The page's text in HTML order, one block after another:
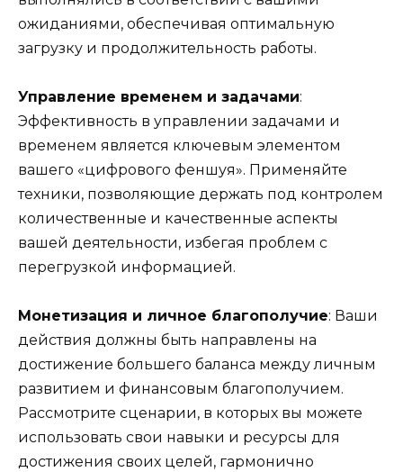
ожиданиями, обеспечивая оптимальную
загрузку и продолжительность работы.
Управление временем и задачами:
Эффективность в управлении задачами и
временем является ключевым элементом
вашего «цифрового феншуя». Применяйте
техники, позволяющие держать под контролем
количественные и качественные аспекты
вашей деятельности, избегая проблем с
перегрузкой информацией.
Монетизация и личное благополучие: Ваши
действия должны быть направлены на
достижение большего баланса между личным
развитием и финансовым благополучием.
Рассмотрите сценарии, в которых вы можете
использовать свои навыки и ресурсы для
достижения своих целей, гармонично